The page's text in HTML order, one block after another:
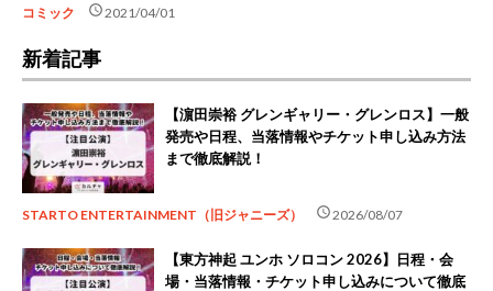
コミック schedule2021/04/01
新着記事
【濵田崇裕 グレンギャリー・グレンロス】一般
発売や日程、当落情報やチケット申し込み方法
まで徹底解説！
STARTO ENTERTAINMENT（旧ジャニーズ） schedule2026/08/07
【東方神起 ユンホ ソロコン 2026】日程・会
場・当落情報・チケット申し込みについて徹底